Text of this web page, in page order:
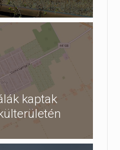
kaptak